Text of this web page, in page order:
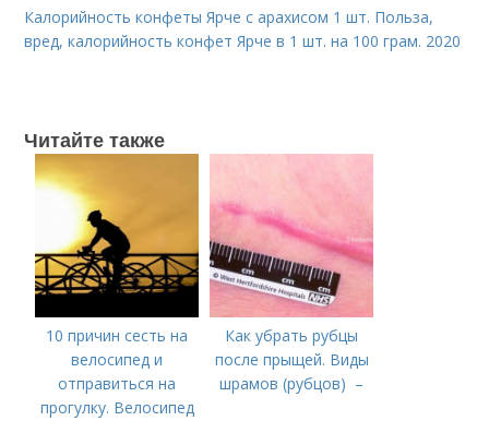
Калорийность конфеты Ярче с арахисом 1 шт. Польза,
вред, калорийность конфет Ярче в 1 шт. на 100 грам. 2020
Читайте также
10 причин сесть на
велосипед и
отправиться на
прогулку. Велосипед
Как убрать рубцы
после прыщей. Виды
шрамов (рубцов) –